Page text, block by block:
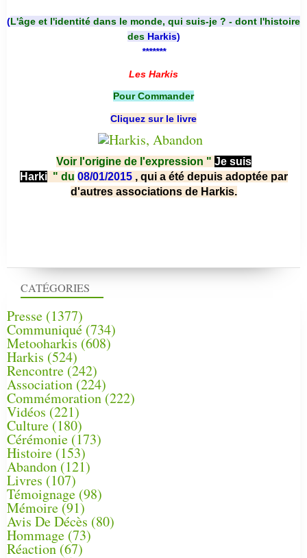
CATÉGORIES
Presse (1377)
Communiqué (734)
Metooharkis (608)
Harkis (524)
Rencontre (242)
Association (224)
Commémoration(222)
Vidéos (221)
Culture(180)
Cérémonie (173)
Histoire (153)
Abandon(121)
Livres (107)
Témoignage (98)
Mémoire (91)
Avis De Décès (80)
Hommage (73)
Réaction(67)
(L'âge et l'identité dans le monde, qui suis-je ? - dont l'histoire
des Harkis)
*******
Les Harkis
Pour Commander
Cliquez sur le livre
Voir l'origine de l'expression " Je suis
Harki " du 08/01/2015 , qui a été depuis adoptée par
d'autres associations de Harkis.